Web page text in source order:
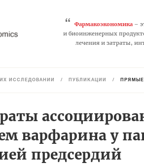
“ Фармакоэкономика–
и биоинженерных
лечения и затраты,
ИССЛЕДОВАНИЙ / ПУБЛИКАЦИИ /
варфарина у
предсердий